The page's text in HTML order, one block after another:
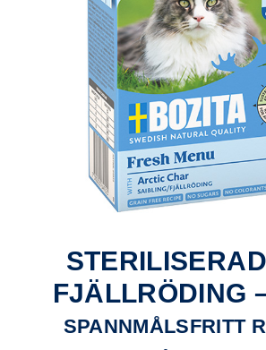
FJÄLLRÖDING
SPANNMÅLSFRITT